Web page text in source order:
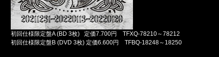
初回仕様限定盤A (BD 3枚) 定価7.700円 TFXQ-78210～78212
初回仕様限定盤B (DVD 3枚) 定価6.600円 TFBQ-18248～18250